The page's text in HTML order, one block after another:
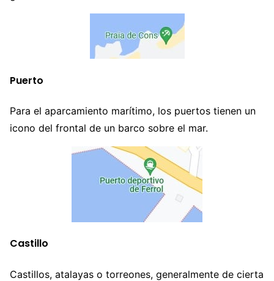
Puerto
Para el aparcamiento marítimo, los puertos tienen un
icono del frontal de un barco sobre el mar.
Castillo
Castillos, atalayas o torreones, generalmente de cierta